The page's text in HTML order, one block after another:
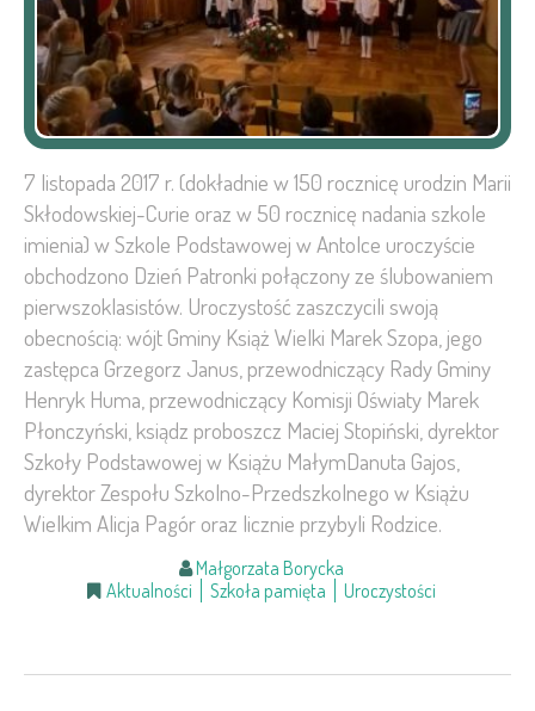
7 listopada 2017 r. (dokładnie w 150 rocznicę urodzin Marii
Skłodowskiej-Curie oraz w 50 rocznicę nadania szkole
imienia) w Szkole Podstawowej w Antolce uroczyście
obchodzono Dzień Patronki połączony ze ślubowaniem
pierwszoklasistów. Uroczystość zaszczycili swoją
obecnością: wójt Gminy Książ Wielki Marek Szopa, jego
zastępca Grzegorz Janus, przewodniczący Rady Gminy
Henryk Huma, przewodniczący Komisji Oświaty Marek
Płonczyński, ksiądz proboszcz Maciej Stopiński, dyrektor
Szkoły Podstawowej w Książu MałymDanuta Gajos,
dyrektor Zespołu Szkolno-Przedszkolnego w Książu
Wielkim Alicja Pagór oraz licznie przybyli Rodzice.
Małgorzata Borycka
Aktualności
Szkoła pamięta Uroczystości